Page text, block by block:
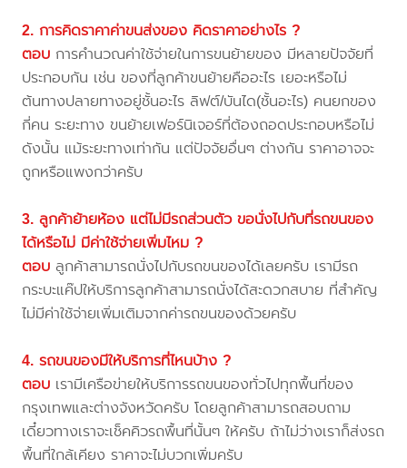
2. การคิดราคาค่าขนส่งของ คิดราคาอย่างไร ?
ตอบ การคำนวณค่าใช้จ่ายในการขนย้ายของ มีหลายปัจจัยที่
ประกอบกัน เช่น ของที่ลูกค้าขนย้ายคืออะไร เยอะหรือไม่
ต้นทางปลายทางอยู่ชั้นอะไร ลิฟต์/บันได(ชั้นอะไร) คนยกของ
กี่คน ระยะทาง ขนย้ายเฟอร์นิเจอร์ที่ต้องถอดประกอบหรือไม่
ดังนั้น แม้ระยะทางเท่ากัน แต่ปัจจัยอื่นๆ ต่างกัน ราคาอาจจะ
ถูกหรือแพงกว่าครับ
3. ลูกค้าย้ายห้อง แต่ไม่มีรถส่วนตัว ขอนั่งไปกับที่รถขนของ
ได้หรือไม่ มีค่าใช้จ่ายเพิ่มไหม ?
ตอบ ลูกค้าสามารถนั่งไปกับรถขนของได้เลยครับ เรามีรถ
กระบะแค๊ปให้บริการลูกค้าสามารถนั่งได้สะดวกสบาย ที่สำคัญ
ไม่มีค่าใช้จ่ายเพิ่มเติมจากค่ารถขนของด้วยครับ
4. รถขนของมีให้บริการที่ไหนบ้าง ?
ตอบ เรามีเครือข่ายให้บริการรถขนของทั่วไปทุกพื้นที่ของ
กรุงเทพและต่างจังหวัดครับ โดยลูกค้าสามารถสอบถาม
เดี๋ยวทางเราจะเช็คคิวรถพื้นที่นั้นๆ ให้ครับ ถ้าไม่ว่างเราก็ส่งรถ
พื้นที่ใกล้เคียง ราคาจะไม่บวกเพิ่มครับ